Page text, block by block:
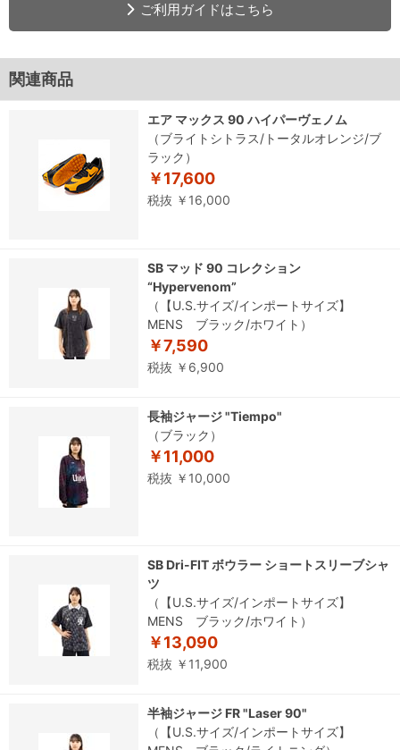
ご利用ガイドはこちら
関連商品
エア マックス 90 ハイパーヴェノム
（ブライトシトラス/トータルオレンジ/ブ
ラック）
￥17,600
税抜 ￥16,000
SB マッド 90 コレクション
“Hypervenom”
（【U.S.サイズ/インポートサイズ】
MENS ブラック/ホワイト）
￥7,590
税抜 ￥6,900
長袖ジャージ "Tiempo"
（ブラック）
￥11,000
税抜 ￥10,000
SB Dri-FIT ボウラー ショートスリーブシャ
ツ
（【U.S.サイズ/インポートサイズ】
MENS ブラック/ホワイト）
￥13,090
税抜 ￥11,900
半袖ジャージ FR "Laser 90"
（【U.S.サイズ/インポートサイズ】